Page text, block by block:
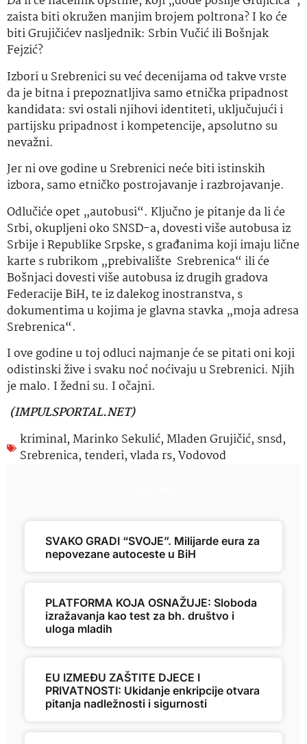
zaista biti okružen manjim brojem poltrona? I ko će
biti Grujičićev nasljednik: Srbin Vučić ili Bošnjak
Fejzić?
Izbori u Srebrenici su već decenijama od takve vrste
da je bitna i prepoznatljiva samo etnička pripadnost
kandidata: svi ostali njihovi identiteti, uključujući i
partijsku pripadnost i kompetencije, apsolutno su
nevažni.
Jer ni ove godine u Srebrenici neće biti istinskih
izbora, samo etničko postrojavanje i razbrojavanje.
Odlučiće opet „autobusi“. Ključno je pitanje da li će
Srbi, okupljeni oko SNSD-a, dovesti više autobusa iz
Srbije i Republike Srpske, s građanima koji imaju lične
karte s rubrikom „prebivalište Srebrenica“ ili će
Bošnjaci dovesti više autobusa iz drugih gradova
Federacije BiH, te iz dalekog inostranstva, s
dokumentima u kojima je glavna stavka „moja adresa
Srebrenica“.
I ove godine u toj odluci najmanje će se pitati oni koji
odistinski žive i svaku noć noćivaju u Srebrenici. Njih
je malo. I žedni su. I očajni.
(IMPULSPORTAL.NET)
kriminal,Marinko Sekulić,Mladen Grujičić, snsd,
Srebrenica, tenderi,vlada rs,Vodovod
SVAKO GRADI “SVOJE”. Milijarde eura za
nepovezane autoceste u BiH
PLATFORMA KOJA OSNAŽUJE: Sloboda
izražavanja kao test za bh. društvo i
uloga mladih
EU IZMEĐU ZAŠTITE DJECE I
PRIVATNOSTI: Ukidanje enkripcije otvara
pitanja nadležnosti i sigurnosti